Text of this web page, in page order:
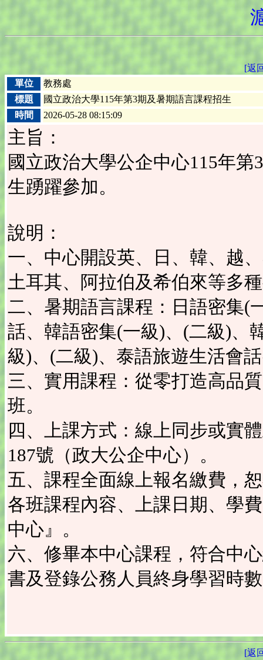
[返
單位
教務處
標題
國立政治大學115年第3期及暑期語言課程招生
時間
2026-05-28 08:15:09
主旨：
國立政治大學公企中心115年
生踴躍參加。
說明：
一、中心開設英、日、韓、越
土耳其、阿拉伯及希伯來等多
二、暑期語言課程：日語密集(
話、韓語密集(一級)、(二級)、
級)、(二級)、泰語旅遊生活會
三、實用課程：從零打造高品
班。
四、上課方式：線上同步或實
187號（政大公企中心）。
五、課程全面線上報名繳費，
各班課程內容、上課日期、學
中心』。
六、修畢本中心課程，符合中
書及登錄公務人員終身學習時
[返